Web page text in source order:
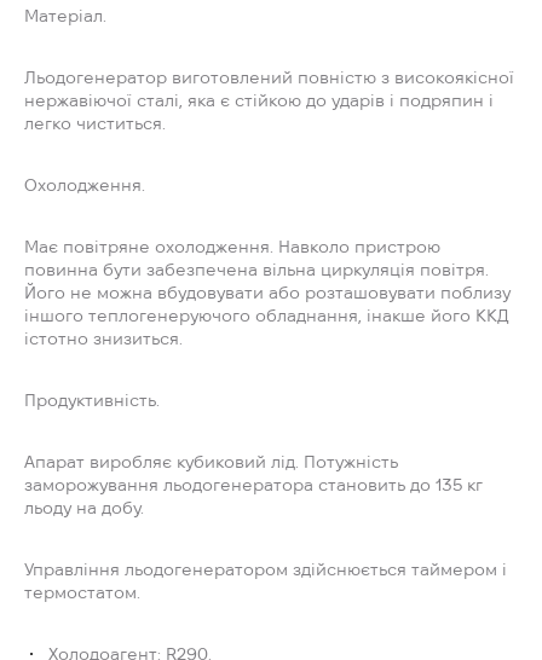
Матеріал.
Льодогенератор виготовлений повністю з високоякісної
нержавіючої сталі, яка є стійкою до ударів і подряпин і
легко чиститься.
Охолодження.
Має повітряне охолодження. Навколо пристрою
повинна бути забезпечена вільна циркуляція повітря.
Його не можна вбудовувати або розташовувати поблизу
іншого теплогенеруючого обладнання, інакше його ККД
істотно знизиться.
Продуктивність.
Апарат виробляє кубиковий лід. Потужність
заморожування льодогенератора становить до 135 кг
льоду на добу.
Управління льодогенератором здійснюється таймером і
термостатом.
Холодоагент: R290.